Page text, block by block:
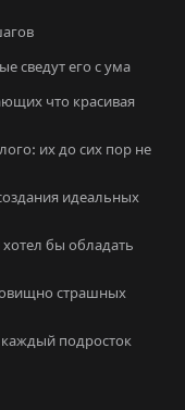
сведут его с ума
что красивая
их до сих пор не
идеальных
бы обладать
страшных
подросток